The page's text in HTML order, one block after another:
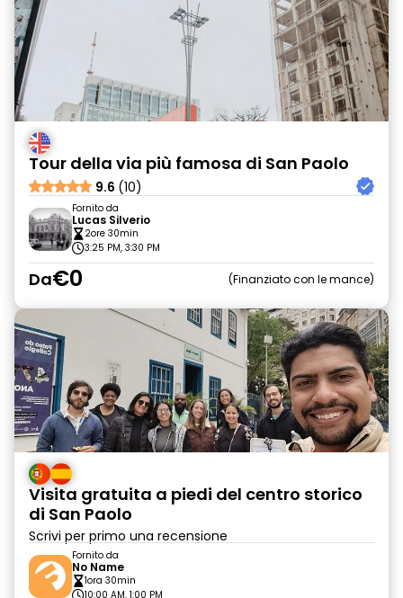
Tour della via più famosa di San Paolo
9.6 (10)
Fornito da
Lucas Silverio
2ore 30min
3:25 PM, 3:30 PM
Da€0 Finanziato con le mance
Visita gratuita a piedi del centro storico
di San Paolo
Scrivi per primo una recensione
Fornito da
No Name
1ora 30min
10:00 AM, 1:00 PM